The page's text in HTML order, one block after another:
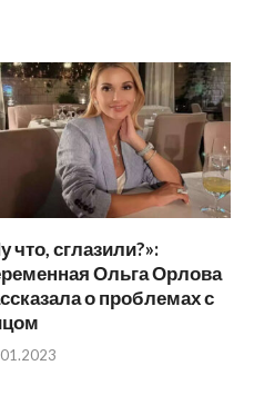
что, сглазили?»:
Ольга Орлова
о проблемах с